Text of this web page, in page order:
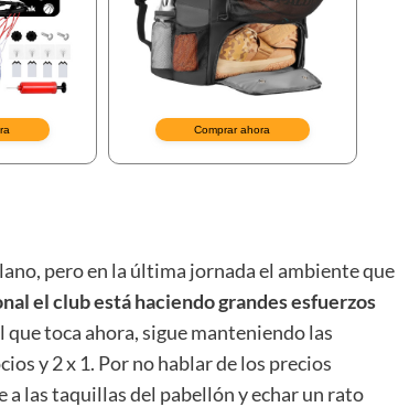
pero en la última jornada el ambiente que
el club está haciendo grandes esfuerzos
que toca ahora, sigue manteniendo las
y 2 x 1. Por no hablar de los precios
a las taquillas del pabellón y echar un rato